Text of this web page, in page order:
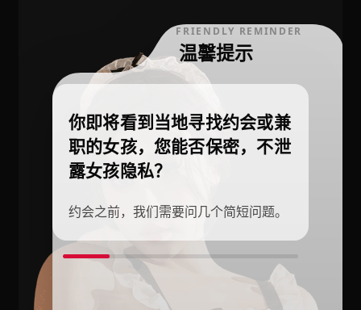
FRIENDLY REMINDER
温馨提示
你即将看到当地寻找约会或兼
职的女孩，您能否保密，不泄
露女孩隐私？
约会之前，我们需要问几个简短问题。